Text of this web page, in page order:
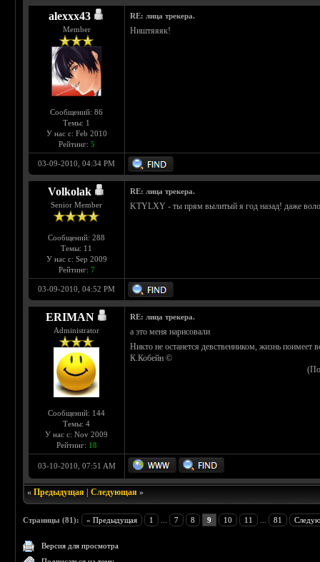
alexxx43
Member
Сообщений: 86
Темы: 1
У нас с: Feb 2010
Рейтинг: 5
RE: лица трекера.
Ништяяяк!
03-09-2010, 04:34 PM
Volkolak
Senior Member
Сообщений: 288
Темы: 11
У нас с: Sep 2009
Рейтинг: 7
RE: лица трекера.
KTYLXY - ты прям вылитый я год назад! даже
03-09-2010, 04:52 PM
ERIMAN
Administrator
Сообщений: 144
Темы: 4
У нас с: Nov 2009
Рейтинг: 18
RE: лица трекера.
а это меня нарисовали
Никто не останется девственником, жизнь поимеет
К.Кобейн ©
03-10-2010, 07:51 AM
«Предыдущая |Следующая »
Страницы (81): « Предыдущая 1 7 8 9 10 11 81
Версия для просмотра